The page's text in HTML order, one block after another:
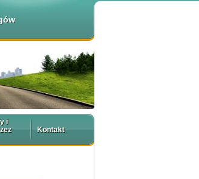
i
Kontakt